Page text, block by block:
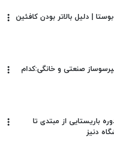
| دلیل بالاتر بودن کافئین
صنعتی و خانگی:کدام
باریستایی از مبتدی تا
دنیز